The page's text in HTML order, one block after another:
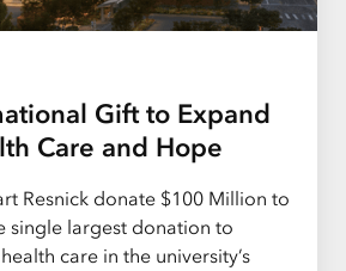
Gift to Expand
Care and Hope
Resnick donate $100 Million to
single largest donation to
care in the university’s